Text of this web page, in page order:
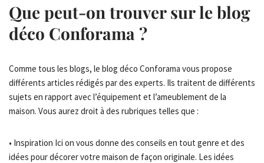
Que peut-on trouver sur le blog
déco Conforama ?
Comme tous les blogs, le blog déco Conforama vous propose
différents articles rédigés par des experts. Ils traitent de différents
sujets en rapport avec l’équipement et l’ameublement de la
maison. Vous aurez droit à des rubriques telles que :
• Inspiration Ici on vous donne des conseils en tout genre et des
idées pour décorer votre maison de façon originale. Les idées